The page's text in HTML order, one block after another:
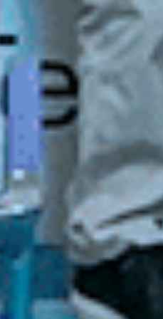
AVISO LEGAL
POLÍTICA DE
Suscríbete a nuestra